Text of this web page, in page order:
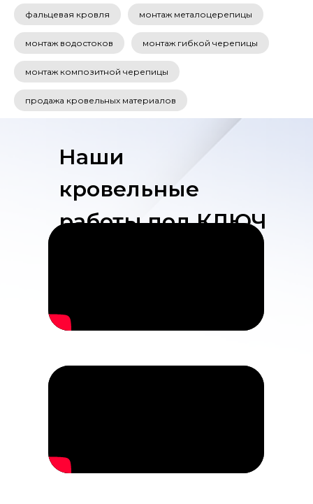
фальцевая кровля монтаж металоцерепицы
монтаж водостоков монтаж гибкой черепицы
монтаж композитной черепицы
продажа кровельных материалов
Наши
кровельные
работы под КЛЮЧ